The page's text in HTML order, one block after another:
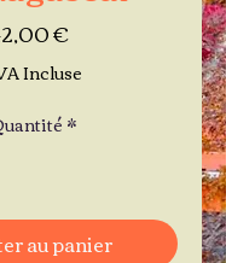
€Prix
Incluse
*
au panier